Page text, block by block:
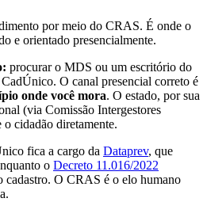
por meio do CRAS. É onde o
e orientado presencialmente.
procurar o MDS ou um escritório do
O canal presencial correto é
onde você mora. O estado, por sua
(via Comissão Intergestores
cidadão diretamente.
fica a cargo da Dataprev, que
o Decreto 11.016/2022
cadastro. O CRAS é o elo humano